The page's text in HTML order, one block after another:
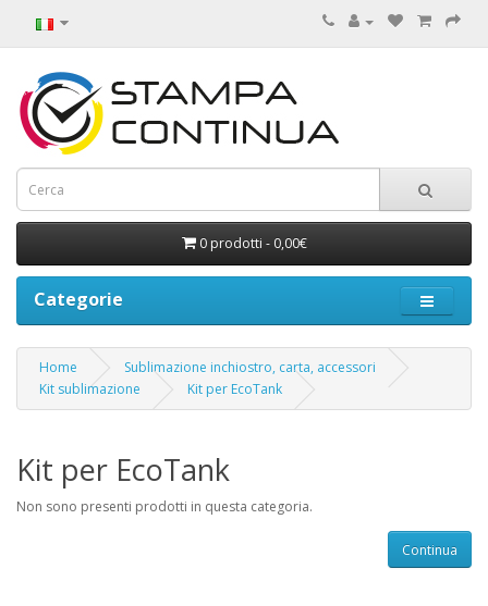
0 prodotti - 0,00€
Categorie
Home
Sublimazione inchiostro, carta, accessori
Kit sublimazione
Kit per EcoTank
Kit per EcoTank
Non sono presenti prodotti in questa categoria.
Continua